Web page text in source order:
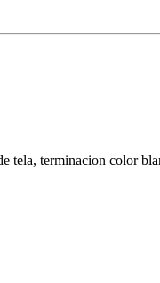
tela, terminacion color